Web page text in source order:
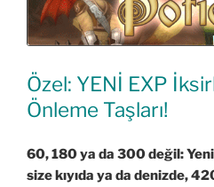
Özel: YENİ EXP
Önleme Taşları!
60, 180 ya da 300 değil:
size kıyıda ya da denizde,